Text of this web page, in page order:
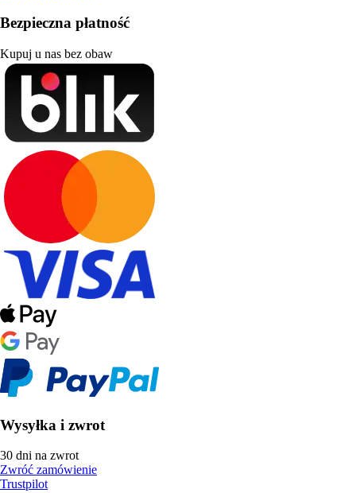
Bezpieczna płatność
Kupuj u nas bez obaw
Wysyłka i zwrot
30 dni na zwrot
Zwróć zamówienie
Trustpilot